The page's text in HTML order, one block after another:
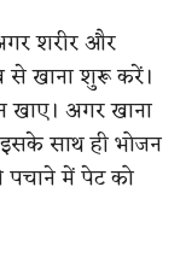
शरीर और
से खाना शुरू करें।
अगर खाना
साथ ही भोजन
पचाने में पेट को